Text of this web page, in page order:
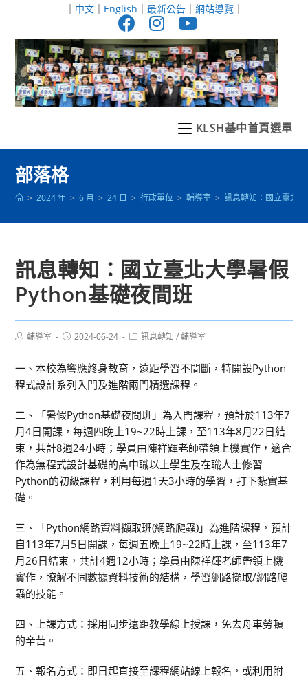
至
｜ 中文｜ English ｜ 最新公告｜ 網站導覽｜
KLSH基中首頁選單
部落格
> 2024 年 > 6 月 > 24 日 > 行政單位 > 輔導室 > 訊息轉知：國立臺北
訊息轉知：國立臺北大學暑假
Python基礎夜間班
Post輔導室
Post2024-06-24
Post訊息轉知 / 輔導室
一、本校為響應終身教育，遠距學習不間斷，特開設Python
程式設計系列入門及進階兩門精選課程。
二、「暑假Python基礎夜間班」為入門課程，預計於113年7
月4日開課，每週四晚上19~22時上課，至113年8月22日結
束，共計8週24小時；學員由陳祥輝老師帶領上機實作，適合
作為無程式設計基礎的高中職以上學生及在職人士修習
Python的初級課程，利用每週1天3小時的學習，打下紮實基
礎。
三、「Python網路資料擷取班(網路爬蟲)」為進階課程，預計
自113年7月5日開課，每週五晚上19~22時上課，至113年7
月26日結束，共計4週12小時；學員由陳祥輝老師帶領上機
實作，瞭解不同數據資料技術的結構，學習網路擷取/網路爬
蟲的技能。
四、上課方式：採用同步遠距教學線上授課，免去舟車勞頓
的辛苦。
五、報名方式：即日起直接至課程網站線上報名，或利用附